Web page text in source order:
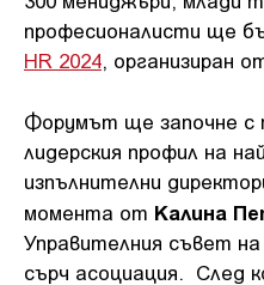
професионалисти ще
HR 2024, организиран
Форумът ще започне с
лидерския профил на
изпълнителни
момента от Калина
Управителния съвет
сърч асоциация. След